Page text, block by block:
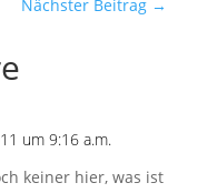
Nächster Beitrag →
um 9:16 a.m.
keiner hier, was ist